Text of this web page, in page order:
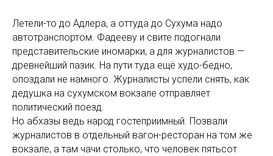
Летели-то до Адлера, а оттуда до Сухума надо
автотранспортом. Фадееву и свите подогнали
представительские иномарки, а для журналистов —
древнейший пазик. На пути туда ещё худо-бедно,
опоздали не намного. Журналисты успели снять, как
дедушка на сухумском вокзале отправляет
политический поезд.
Но абхазы ведь народ гостеприимный. Позвали
журналистов в отдельный вагон-ресторан на том же
вокзале, а там чачи столько, что человек пятьсот